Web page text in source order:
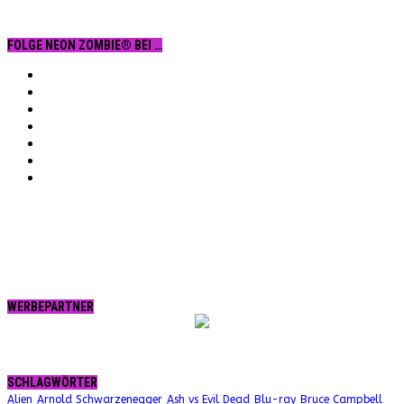
FOLGE NEON ZOMBIE® BEI …
WERBEPARTNER
SCHLAGWÖRTER
Alien Arnold Schwarzenegger Ash vs Evil Dead Blu-ray Bruce Campbell